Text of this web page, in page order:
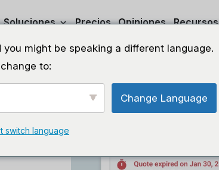
Soluciones Precios Opiniones Recursos
might be speaking a different language.
to:
Change Language
switch language